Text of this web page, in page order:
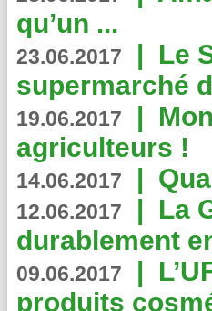
qu’un ...
23.06.2017 | Le
supermarché
19.06.2017 |
agriculteurs !
14.06.2017 |
12.06.2017 | La
durablement
09.06.2017 |
produits